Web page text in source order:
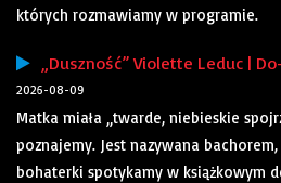
których rozmawiamy w programie.
„Duszność” Violette Leduc |
2026-08-09
Matka miała „twarde, niebieskie
poznajemy. Jest nazywana
bohaterki spotykamy w książkowym